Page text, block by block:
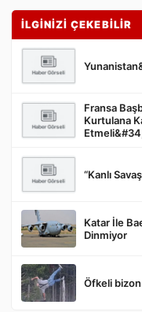
Gönder
İLGİNİZİ ÇEKEBİLİR
Fransa
Kurtulana
“Kanlı
Katar İle
Dinmiyor
Öfkeli